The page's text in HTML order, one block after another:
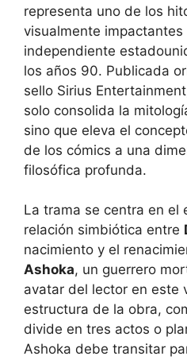
representa uno de los
visualmente impactantes
independiente
los años 90. Publicada
sello Sirius
solo consolida la
sino que eleva el
de los cómics a una
filosófica profunda.
La trama se centra en el
relación simbiótica entre
nacimiento y el
Ashoka, un guerrero
avatar del lector en este
estructura de la obra,
divide en tres actos o
Ashoka debe transitar